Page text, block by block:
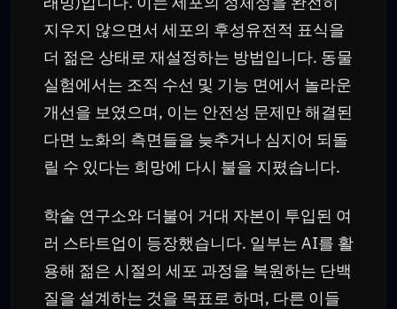
지우지 않으면서 세포의 후성유전적 표식을
더 젊은 상태로 재설정하는 방법입니다. 동물
실험에서는 조직 수선 및 기능 면에서 놀라운
개선을 보였으며, 이는 안전성 문제만 해결된
다면 노화의 측면들을 늦추거나 심지어 되돌
릴 수 있다는 희망에 다시 불을 지폈습니다.
학술 연구소와 더불어 거대 자본이 투입된 여
러 스타트업이 등장했습니다. 일부는 AI를 활
용해 젊은 시절의 세포 과정을 복원하는 단백
질을 설계하는 것을 목표로 하며, 다른 이들